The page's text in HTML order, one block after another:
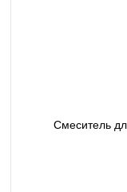
Смеситель